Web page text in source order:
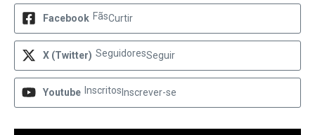
Facebook FãsCurtir
X (Twitter) SeguidoresSeguir
Youtube Inscritos Inscrever-se